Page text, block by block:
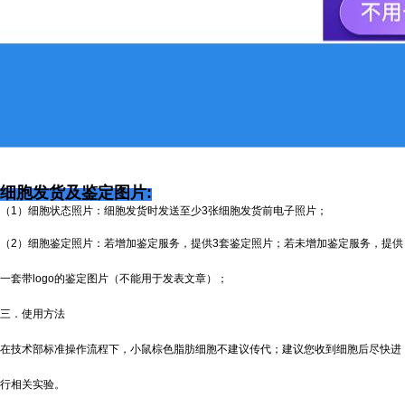
细胞发货及鉴定图片:
（1）细胞状态照片：细胞发货时发送至少3张细胞发货前电子照片；
（2）细胞鉴定照片：若增加鉴定服务，提供3套鉴定照片；若未增加鉴定服务，提供
一套带logo的鉴定图片（不能用于发表文章）；
三．使用方法
在技术部标准操作流程下，小鼠棕色脂肪细胞不建议传代；建议您收到细胞后尽快进
行相关实验。